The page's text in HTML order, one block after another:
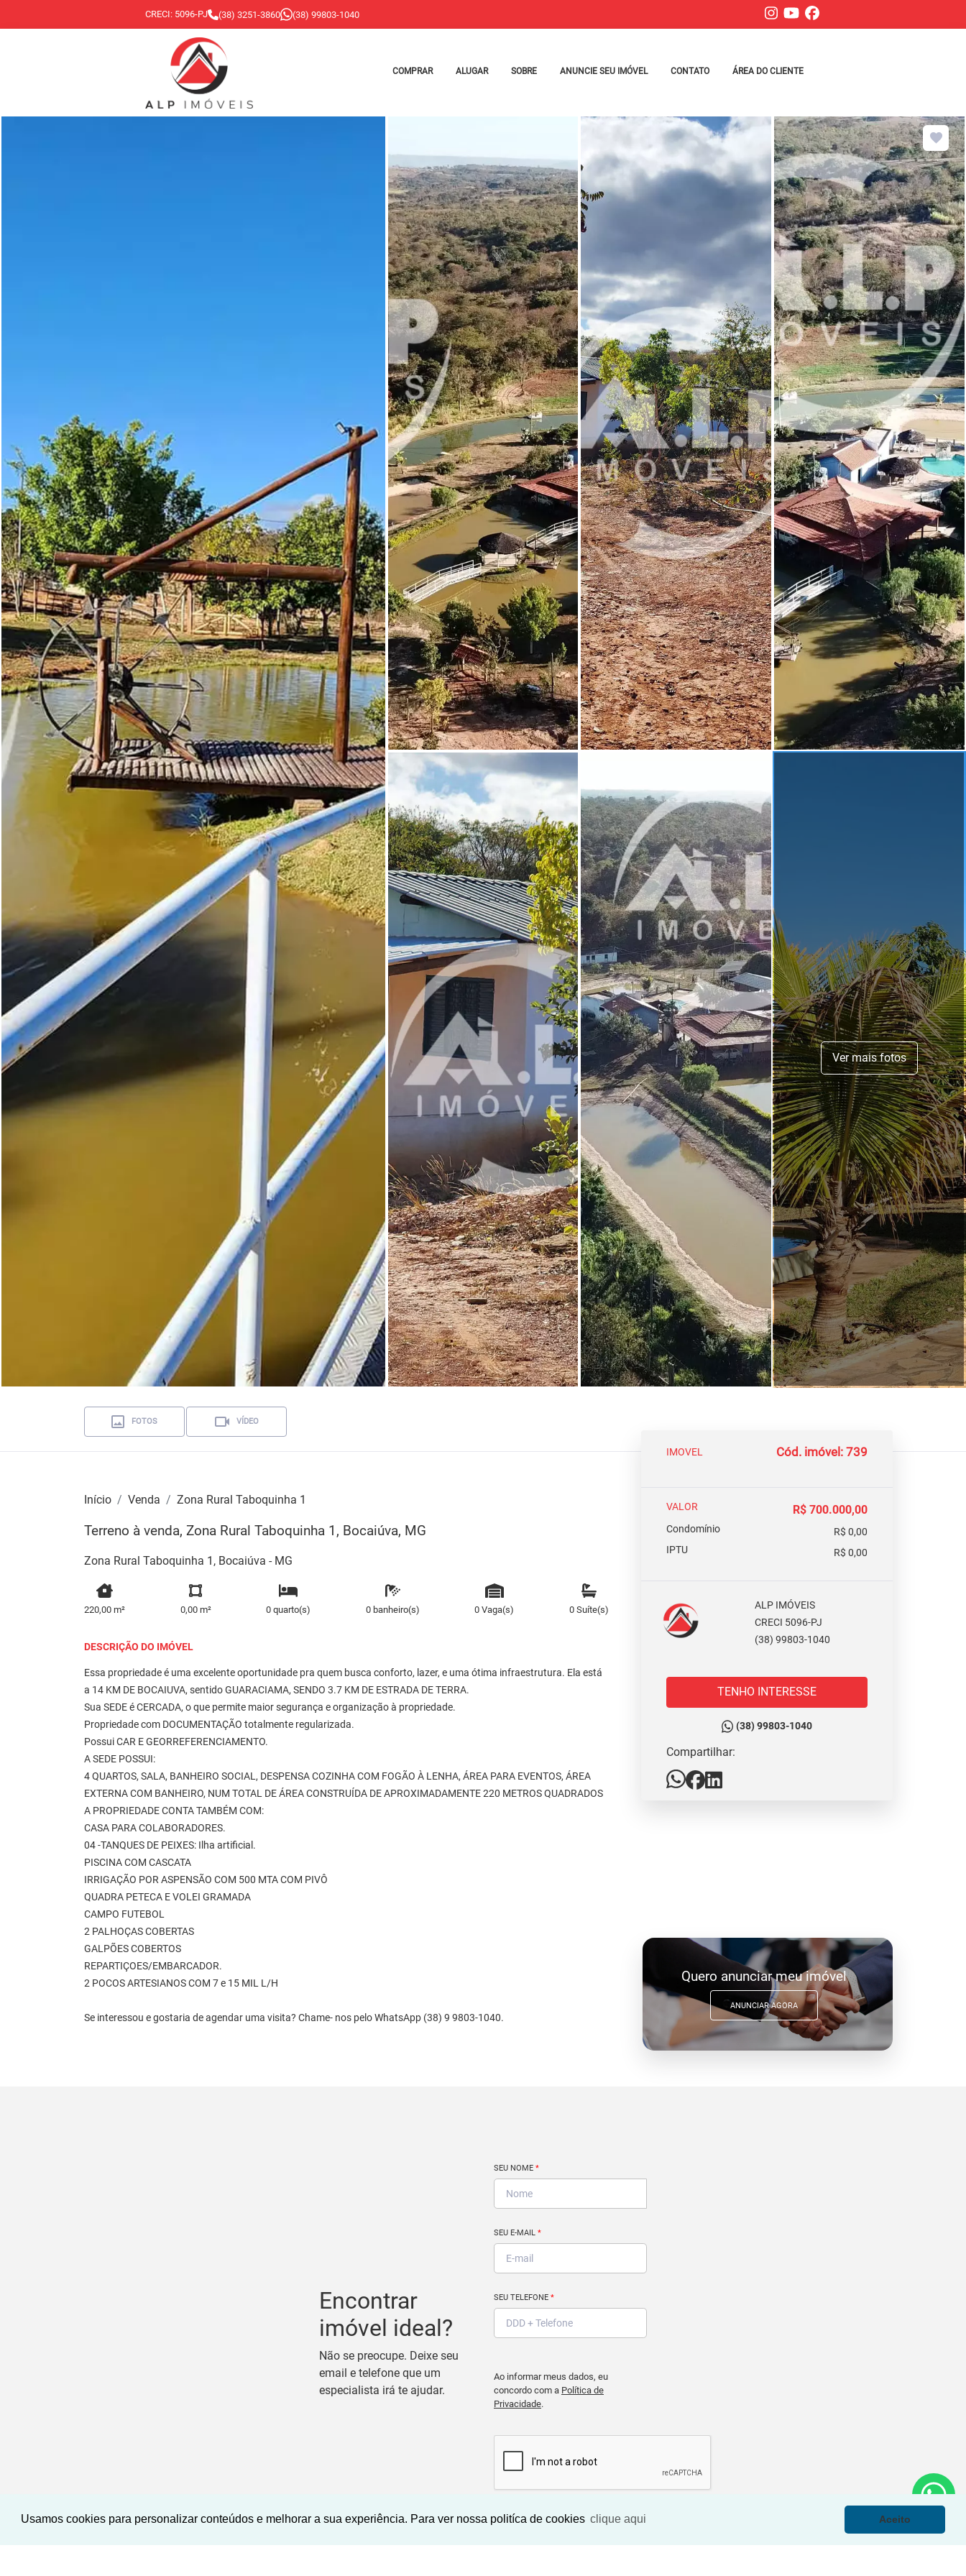
Usamos cookies para personalizar conteúdos e melhorar a sua experiência. Para ver nossa politíca de cookies clique aqui Aceito
CRECI: 5096-PJ (38) 3251-3860 (38) 99803-1040
COMPRAR ALUGAR SOBRE ANUNCIE SEU IMÓVEL CONTATO ÁREA DO CLIENTE
Ver mais fotos
FOTOS VÍDEO
Início Venda Zona Rural Taboquinha 1
Terreno à venda, Zona Rural Taboquinha 1, Bocaiúva, MG
Zona Rural Taboquinha 1, Bocaiúva - MG
220,00 m² 0,00 m² 0 quarto(s) 0 banheiro(s) 0 Vaga(s) 0 Suíte(s)
DESCRIÇÃO DO IMÓVEL
Essa propriedade é uma excelente oportunidade pra quem busca conforto, lazer, e uma ótima infraestrutura. Ela está
a 14 KM DE BOCAIUVA, sentido GUARACIAMA, SENDO 3.7 KM DE ESTRADA DE TERRA.
Sua SEDE é CERCADA, o que permite maior segurança e organização à propriedade.
Propriedade com DOCUMENTAÇÃO totalmente regularizada.
Possui CAR E GEORREFERENCIAMENTO.
A SEDE POSSUI:
4 QUARTOS, SALA, BANHEIRO SOCIAL, DESPENSA COZINHA COM FOGÃO À LENHA, ÁREA PARA EVENTOS, ÁREA
EXTERNA COM BANHEIRO, NUM TOTAL DE ÁREA CONSTRUÍDA DE APROXIMADAMENTE 220 METROS QUADRADOS
A PROPRIEDADE CONTA TAMBÉM COM:
CASA PARA COLABORADORES.
04 -TANQUES DE PEIXES: Ilha artificial.
PISCINA COM CASCATA
IRRIGAÇÃO POR ASPENSÃO COM 500 MTA COM PIVÔ
QUADRA PETECA E VOLEI GRAMADA
CAMPO FUTEBOL
2 PALHOÇAS COBERTAS
GALPÕES COBERTOS
REPARTIÇOES/EMBARCADOR.
2 POCOS ARTESIANOS COM 7 e 15 MIL L/H
Se interessou e gostaria de agendar uma visita? Chame- nos pelo WhatsApp (38) 9 9803-1040.
IMOVEL Cód. imóvel: 739
VALOR R$ 700.000,00
Condomínio
R$ 0,00
IPTU
R$ 0,00
ALP IMÓVEIS
CRECI 5096-PJ
(38) 99803-1040
TENHO INTERESSE
(38) 99803-1040
Compartilhar:
Quero anunciar meu imóvel
ANUNCIAR AGORA
Encontrar
imóvel ideal?
Não se preocupe. Deixe seu
email e telefone que um
especialista irá te ajudar.
SEU NOME *
SEU E-MAIL *
SEU TELEFONE *
Ao informar meus dados, eu
concordo com a Política de
Privacidade.
BUSCAR IMOVEIS